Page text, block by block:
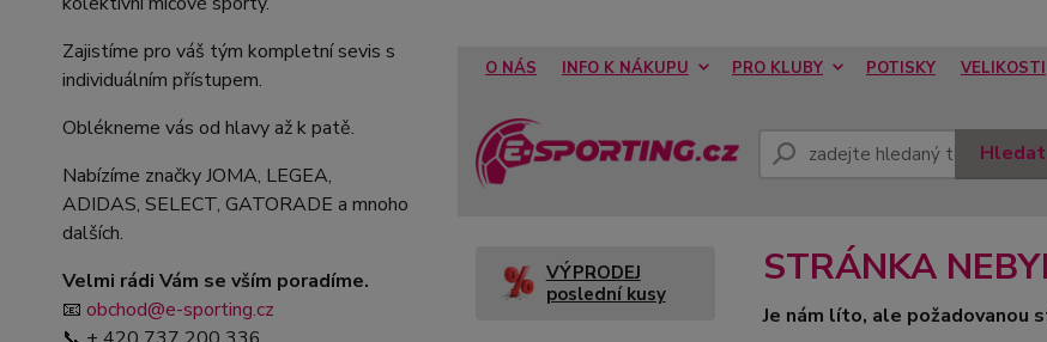
Zajistíme pro váš tým kompletní sevis s
individuálním přístupem.
Oblékneme vás od hlavy až k patě.
Nabízíme značky JOMA, LEGEA,
ADIDAS, SELECT, GATORADE a mnoho
dalších.
Velmi rádi Vám se vším poradíme.
📧 obchod@e-sporting.cz
O NÁS INFO K NÁKUPU PRO KLUBY POTISKY VELIKOSTI
Hledat
VÝPRODEJ
poslední kusy
STRÁNKA
Je nám líto, ale požadovanou